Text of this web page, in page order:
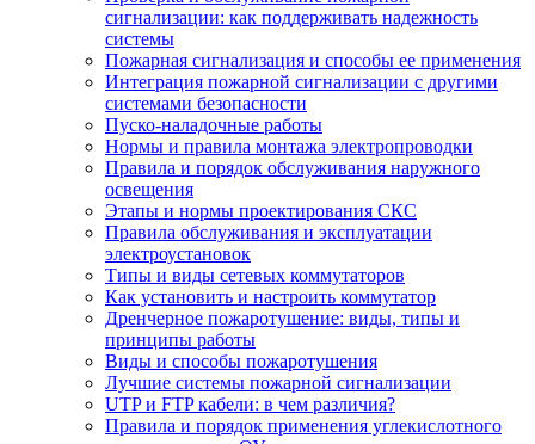
сигнализации: как поддерживать надежность
системы
Пожарная сигнализация и способы ее применения
Интеграция пожарной сигнализации с другими
системами безопасности
Пуско-наладочные работы
Нормы и правила монтажа электропроводки
Правила и порядок обслуживания наружного
освещения
Этапы и нормы проектирования СКС
Правила обслуживания и эксплуатации
электроустановок
Типы и виды сетевых коммутаторов
Как установить и настроить коммутатор
Дренчерное пожаротушение: виды, типы и
принципы работы
Виды и способы пожаротушения
Лучшие системы пожарной сигнализации
UTP и FTP кабели: в чем различия?
Правила и порядок применения углекислотного